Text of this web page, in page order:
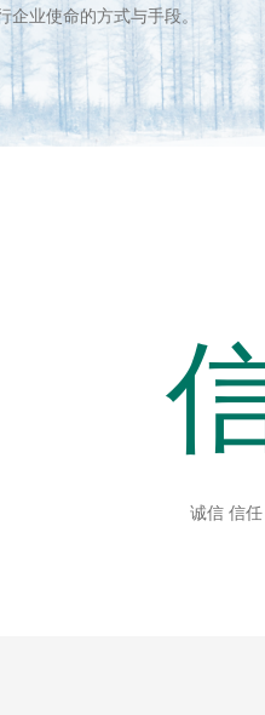
企业使命的方式与手段。
诚信 信任